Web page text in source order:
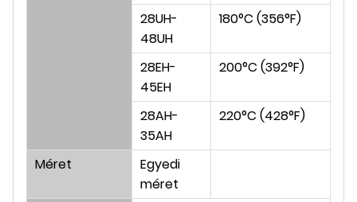
28UH-
48UH
180°C (356°F)
28EH-
45EH
200°C (392°F)
28AH-
35AH
220°C (428°F)
Méret
Egyedi
méret